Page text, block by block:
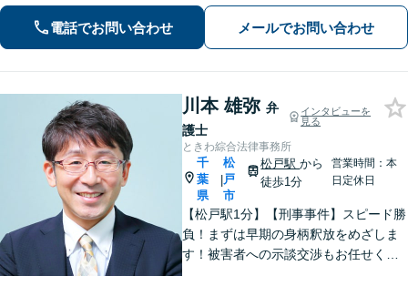
の解決に当たります。離婚・交通事
故・債務整理をはじめとする諸問題に
お困りの際はまずはご相談下さい。
電話でお問い合わせ メールでお問い合わせ
川本 雄弥 弁
護士
インタビューを
見る
ときわ綜合法律事務所
千
葉
県
|
松
戸
市
松戸駅から
徒歩1分
営業時間：本
日定休日
【松戸駅1分】【刑事事件】スピード勝
負！まずは早期の身柄釈放をめざしま
す！被害者への示談交渉もお任せくだ